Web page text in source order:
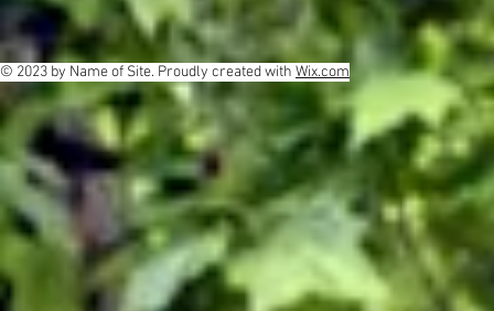
© 2023 by Name of Site. Proudly created with Wix.com